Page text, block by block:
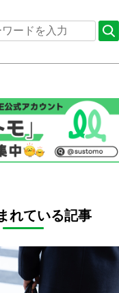
れている記事